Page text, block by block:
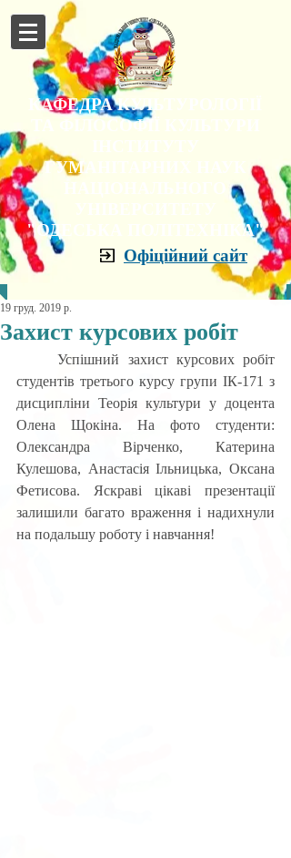
КАФЕДРА КУЛЬТУРОЛОГІЇ
ТА ФІЛОСОФІЇ КУЛЬТУРИ
ГУМАНІТАРНИХ НАУК
НАЦІОНАЛЬНОГО
"ОДЕСЬКА ПОЛІТЕХНІКА"
Офіційний сайт
Захист курсових робіт
19 груд. 2019 р.
	Успішний захист курсових робіт
студентів третього курсу групи ІК-171 з
дисципліни Теорія культури у доцента
Олена Щокіна. На фото студенти:
Олександра Вірченко, Катерина
Кулешова, Анастасія Ільницька, Оксана
Фетисова. Яскраві цікаві презентації
залишили багато враження і надихнули
на подальшу роботу і навчання!